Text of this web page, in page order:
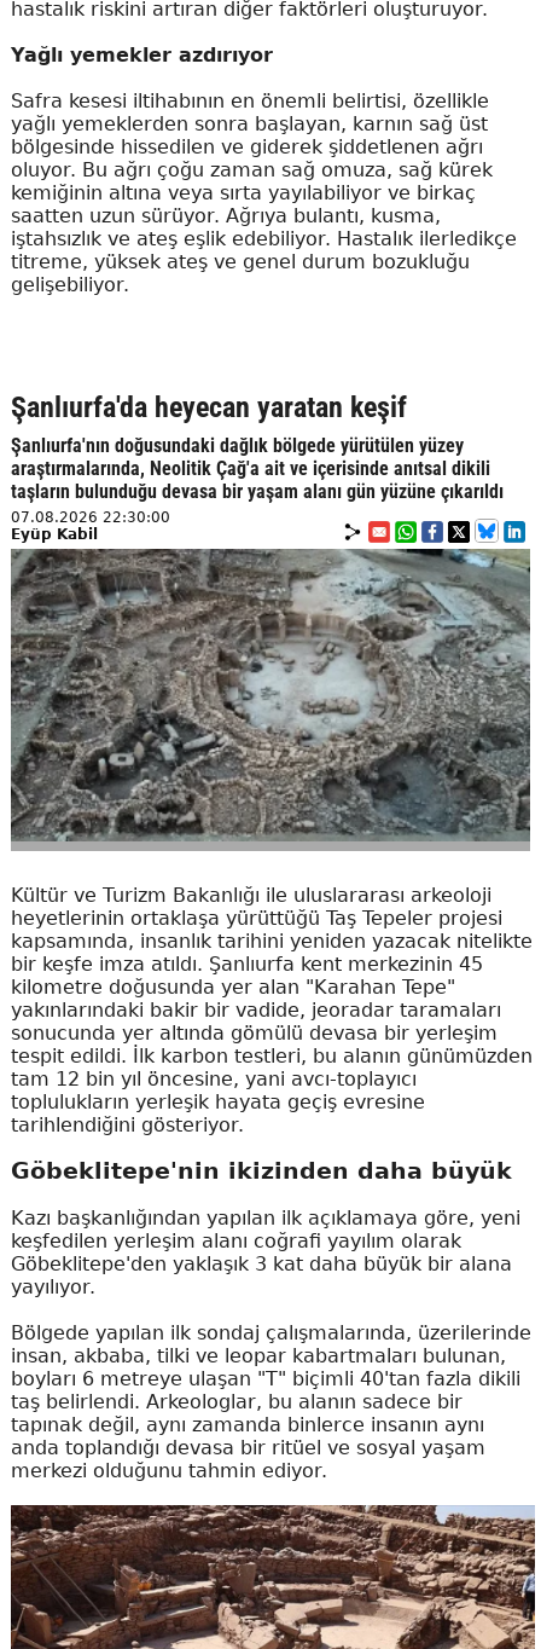
hastalık riskini artıran diğer faktörleri oluşturuyor.
Yağlı yemekler azdırıyor
Safra kesesi iltihabının en önemli belirtisi, özellikle
yağlı yemeklerden sonra başlayan, karnın sağ üst
bölgesinde hissedilen ve giderek şiddetlenen ağrı
oluyor. Bu ağrı çoğu zaman sağ omuza, sağ kürek
kemiğinin altına veya sırta yayılabiliyor ve birkaç
saatten uzun sürüyor. Ağrıya bulantı, kusma,
iştahsızlık ve ateş eşlik edebiliyor. Hastalık ilerledikçe
titreme, yüksek ateş ve genel durum bozukluğu
gelişebiliyor.
Şanlıurfa'da heyecan yaratan keşif
Şanlıurfa'nın doğusundaki dağlık bölgede yürütülen yüzey
araştırmalarında, Neolitik Çağ'a ait ve içerisinde anıtsal dikili
taşların bulunduğu devasa bir yaşam alanı gün yüzüne çıkarıldı
07.08.2026 22:30:00
Eyüp Kabil
Kültür ve Turizm Bakanlığı ile uluslararası arkeoloji
heyetlerinin ortaklaşa yürüttüğü Taş Tepeler projesi
kapsamında, insanlık tarihini yeniden yazacak nitelikte
bir keşfe imza atıldı. Şanlıurfa kent merkezinin 45
kilometre doğusunda yer alan "Karahan Tepe"
yakınlarındaki bakir bir vadide, jeoradar taramaları
sonucunda yer altında gömülü devasa bir yerleşim
tespit edildi. İlk karbon testleri, bu alanın günümüzden
tam 12 bin yıl öncesine, yani avcı-toplayıcı
toplulukların yerleşik hayata geçiş evresine
tarihlendiğini gösteriyor.
Göbeklitepe'nin ikizinden daha büyük
Kazı başkanlığından yapılan ilk açıklamaya göre, yeni
keşfedilen yerleşim alanı coğrafi yayılım olarak
Göbeklitepe'den yaklaşık 3 kat daha büyük bir alana
yayılıyor.
Bölgede yapılan ilk sondaj çalışmalarında, üzerilerinde
insan, akbaba, tilki ve leopar kabartmaları bulunan,
boyları 6 metreye ulaşan "T" biçimli 40'tan fazla dikili
taş belirlendi. Arkeologlar, bu alanın sadece bir
tapınak değil, aynı zamanda binlerce insanın aynı
anda toplandığı devasa bir ritüel ve sosyal yaşam
merkezi olduğunu tahmin ediyor.